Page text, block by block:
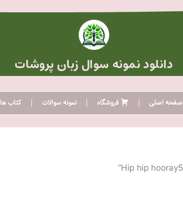
دانلود نمونه سوال زبان پروشات
صفحه اصلی فروشگاه نمونه سوالات کتاب ها